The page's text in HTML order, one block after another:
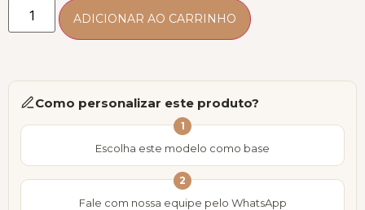
ADICIONAR AO CARRINHO
Como personalizar este produto?
1
Escolha este modelo como base
2
Fale com nossa equipe pelo WhatsApp